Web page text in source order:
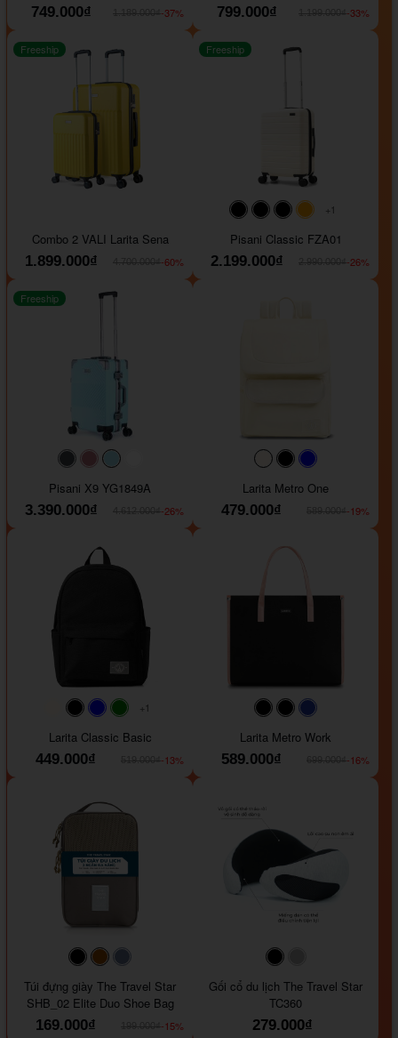
749.000₫
-37%
799.000₫
-33%
Freeship
Combo 2 VALI Larita Sena
1.899.000₫
-60%
#000000#000000
#000000
#ffa500
+1
Freeship
Pisani Classic FZA01
2.199.000₫
-26%
#40454a#b76e79
#9ad8e7
Freeship
Pisani X9 YG1849A
3.390.000₫
-26%
#faf0e6#000000
Larita Metro One
479.000₫
-19%
#faf0e6
#000000#0000FF#008000
+1
Larita Classic Basic
449.000₫
-13%
#000000#000000
Larita Metro Work
589.000₫
-16%
#000000#964B00
Túi đựng giày The Travel Star
SHB_02 Elite Duo Shoe Bag
169.000₫
-15%
#000000
Gối cổ du lịch The Travel Star
TC360
279.000₫